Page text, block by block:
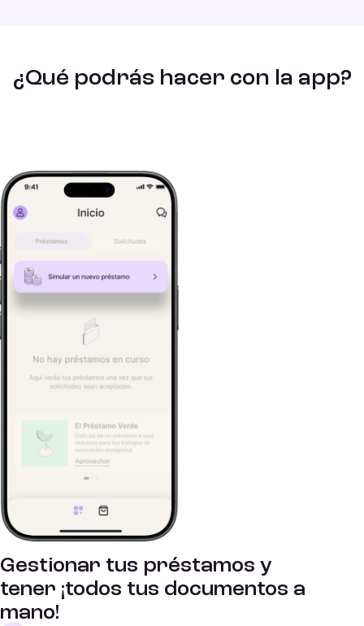
¿Qué podrás hacer con la app?
Gestionar tus préstamos y
tener ¡todos tus documentos a
mano!